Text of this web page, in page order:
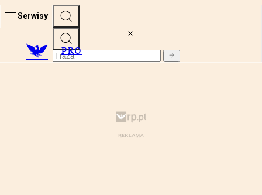
Serwisy
PRO